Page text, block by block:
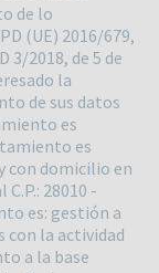
de lo
(UE) 2016/679,
3/2018, de 5 de
la
de sus datos
es
es
y con domicilio en
28010 -
es: gestión a
con la actividad
a la base